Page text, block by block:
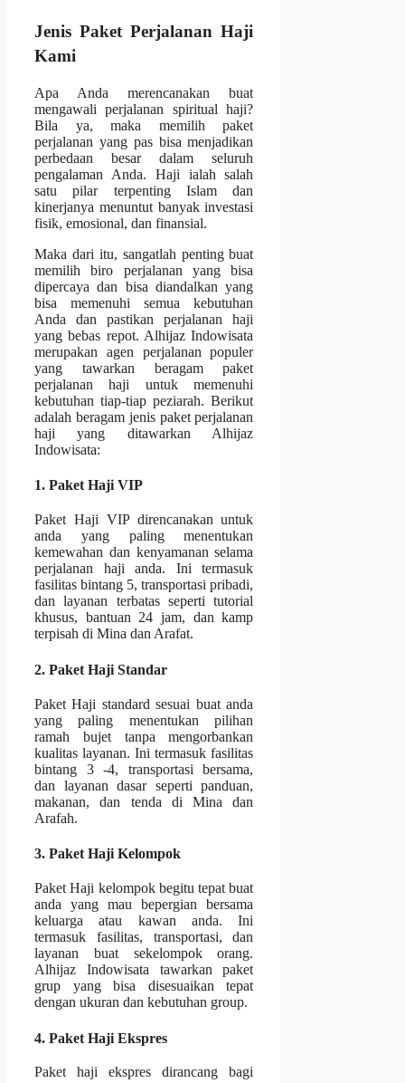
Jenis Paket Perjalanan Haji
Kami
Apa Anda merencanakan buat
mengawali perjalanan spiritual haji?
Bila ya, maka memilih paket
perjalanan yang pas bisa menjadikan
perbedaan besar dalam seluruh
pengalaman Anda. Haji ialah salah
satu pilar terpenting Islam dan
kinerjanya menuntut banyak investasi
fisik, emosional, dan finansial.
Maka dari itu, sangatlah penting buat
memilih biro perjalanan yang bisa
dipercaya dan bisa diandalkan yang
bisa memenuhi semua kebutuhan
Anda dan pastikan perjalanan haji
yang bebas repot. Alhijaz Indowisata
merupakan agen perjalanan populer
yang tawarkan beragam paket
perjalanan haji untuk memenuhi
kebutuhan tiap-tiap peziarah. Berikut
adalah beragam jenis paket perjalanan
haji yang ditawarkan Alhijaz
Indowisata:
1. Paket Haji VIP
Paket Haji VIP direncanakan untuk
anda yang paling menentukan
kemewahan dan kenyamanan selama
perjalanan haji anda. Ini termasuk
fasilitas bintang 5, transportasi pribadi,
dan layanan terbatas seperti tutorial
khusus, bantuan 24 jam, dan kamp
terpisah di Mina dan Arafat.
2. Paket Haji Standar
Paket Haji standard sesuai buat anda
yang paling menentukan pilihan
ramah bujet tanpa mengorbankan
kualitas layanan. Ini termasuk fasilitas
bintang 3 -4, transportasi bersama,
dan layanan dasar seperti panduan,
makanan, dan tenda di Mina dan
Arafah.
3. Paket Haji Kelompok
Paket Haji kelompok begitu tepat buat
anda yang mau bepergian bersama
keluarga atau kawan anda. Ini
termasuk fasilitas, transportasi, dan
layanan buat sekelompok orang.
Alhijaz Indowisata tawarkan paket
grup yang bisa disesuaikan tepat
dengan ukuran dan kebutuhan group.
4. Paket Haji Ekspres
Paket haji ekspres dirancang bagi